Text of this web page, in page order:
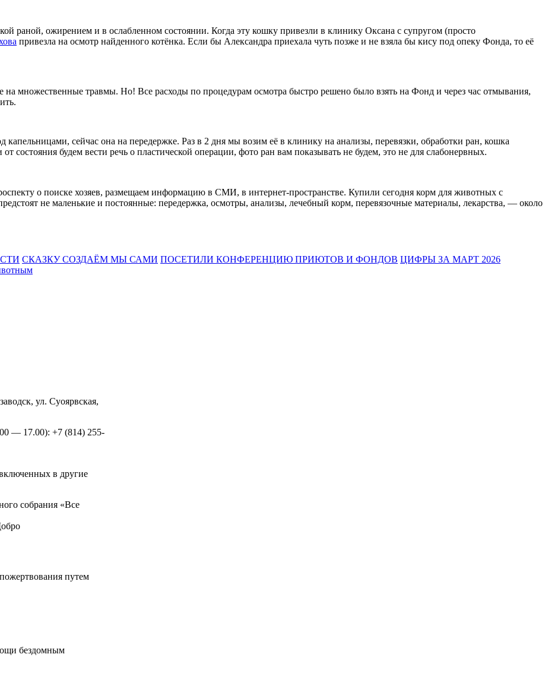
раной, ожирением и в ослабленном состоянии. Когда эту кошку привезли в клинику Оксана с супругом (просто
привезла на осмотр найденного котёнка. Если бы Александра приехала чуть позже и не взяла бы кису под опеку Фонда, то её
множественные травмы. Но! Все расходы по процедурам осмотра быстро решено было взять на Фонд и через час отмывания,
капельницами, сейчас она на передержке. Раз в 2 дня мы возим её в клинику на анализы, перевязки, обработки ран, кошка
состояния будем вести речь о пластической операции, фото ран вам показывать не будем, это не для слабонервных.
о поиске хозяев, размещаем информацию в СМИ, в интернет-пространстве. Купили сегодня корм для животных с
не маленькие и постоянные: передержка, осмотры, анализы, лечебный корм, перевязочные материалы, лекарства, — около
СКАЗКУ СОЗДАЁМ МЫ САМИ ПОСЕТИЛИ КОНФЕРЕНЦИЮ ПРИЮТОВ И ФОНДОВ ЦИФРЫ ЗА МАРТ 2026
ул. Суоярвская,
— 17.00): +7 (814) 255-
в другие
собрания «Все
путем
бездомным